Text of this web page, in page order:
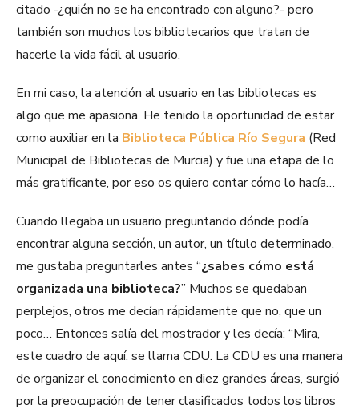
citado -¿quién no se ha encontrado con alguno?- pero
también son muchos los bibliotecarios que tratan de
hacerle la vida fácil al usuario.
En mi caso, la atención al usuario en las bibliotecas es
algo que me apasiona. He tenido la oportunidad de estar
como auxiliar en la Biblioteca Pública Río Segura (Red
Municipal de Bibliotecas de Murcia) y fue una etapa de lo
más gratificante, por eso os quiero contar cómo lo hacía…
Cuando llegaba un usuario preguntando dónde podía
encontrar alguna sección, un autor, un título determinado,
me gustaba preguntarles antes “¿sabes cómo está
organizada una biblioteca?” Muchos se quedaban
perplejos, otros me decían rápidamente que no, que un
poco… Entonces salía del mostrador y les decía: “Mira,
este cuadro de aquí: se llama CDU. La CDU es una manera
de organizar el conocimiento en diez grandes áreas, surgió
por la preocupación de tener clasificados todos los libros